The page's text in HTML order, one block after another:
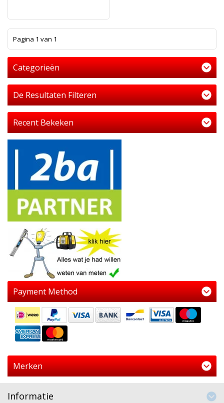
Pagina 1 van 1
Categorieën
De Resultaten Filteren
Recent Bekeken
Payment Method
Merken
Informatie